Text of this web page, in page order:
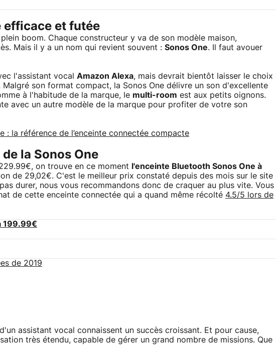
efficace et futée
boom. Chaque constructeur y va de son modèle maison,
Mais il y a un nom qui revient souvent : Sonos One. Il faut avouer
l'assistant vocal Amazon Alexa, mais devrait bientôt laisser le choix
son format compact, la Sonos One délivre un son d'excellente
à l'habitude de la marque, le multi-room est aux petits oignons.
avec un autre modèle de la marque pour profiter de votre son
: la référence de l’enceinte connectée compacte
la Sonos One
on trouve en ce moment
l'enceinte Bluetooth Sonos One à
de 29,02€. C'est le meilleur prix constaté depuis des mois sur le site
durer, nous vous recommandons donc de craquer au plus vite. Vous
de cette enceinte connectée qui a quand même récolté 4.5/5 lors de
199.99€
de 2019
assistant vocal connaissent un succès croissant. Et pour cause,
très étendu, capable de gérer un grand nombre de missions. Que